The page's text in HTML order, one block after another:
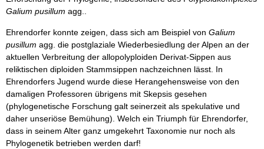
Galium pusillum agg..
Ehrendorfer konnte zeigen, dass sich am Beispiel von Galium
pusillum agg. die postglaziale Wiederbesiedlung der Alpen an der
aktuellen Verbreitung der allopolyploiden Derivat-Sippen aus
reliktischen diploiden Stammsippen nachzeichnen lässt. In
Ehrendorfers Jugend wurde diese Herangehensweise von den
damaligen Professoren übrigens mit Skepsis gesehen
(phylogenetische Forschung galt seinerzeit als spekulative und
daher unseriöse Bemühung). Welch ein Triumph für Ehrendorfer,
dass in seinem Alter ganz umgekehrt Taxonomie nur noch als
Phylogenetik betrieben werden darf!